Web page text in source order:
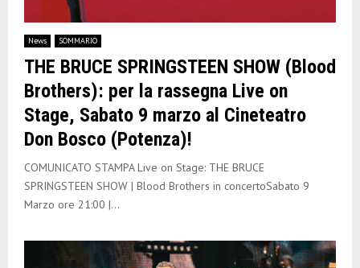
U
News SOMMARIO
THE BRUCE SPRINGSTEEN SHOW (Blood
Brothers): per la rassegna Live on
Stage, Sabato 9 marzo al Cineteatro
Don Bosco (Potenza)!
COMUNICATO STAMPA Live on Stage: THE BRUCE
SPRINGSTEEN SHOW | Blood Brothers in concertoSabato 9
Marzo ore 21:00 |...